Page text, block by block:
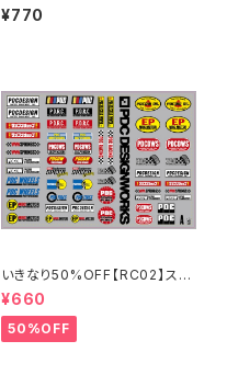
¥770
いきなり50%OFF【RC02】スポ
ンサーステッカーA 2024
¥660
50%OFF